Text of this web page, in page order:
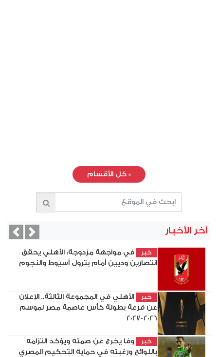
» كل الأقسام
آخر الأخبار
خبر
في مواجهة مزدوجة: الأهلي يحقق
انتصارين وديين أمام بترول أسيوط والنجوم
خبر
الأهلي في المجموعة الثالثة.. الإعلان
عن قرعة بطولة كأس عاصمة مصر لموسم
2026-2027
خبر
وفا يخرج عن صمته ويؤكد التزامه
باللوائح ورغبته في حماية التحكيم المصري
Next